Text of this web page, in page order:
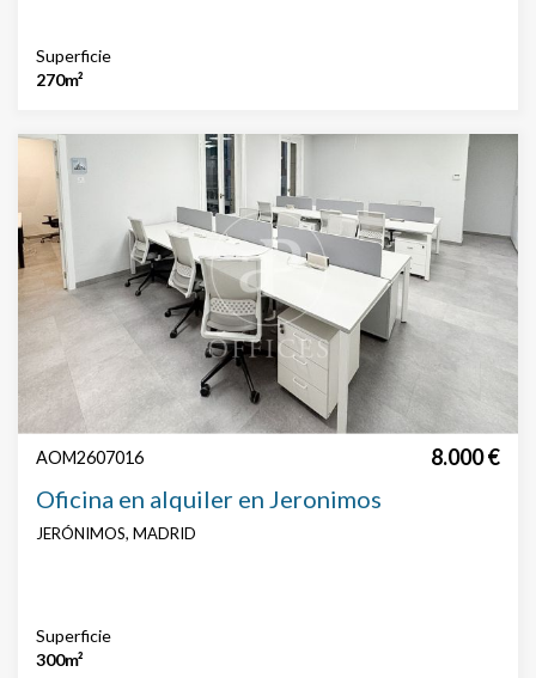
Superficie
270m²
AOM2607016 8.000 €
Oficina en alquiler en Jeronimos
JERÓNIMOS, MADRID
Superficie
300m²